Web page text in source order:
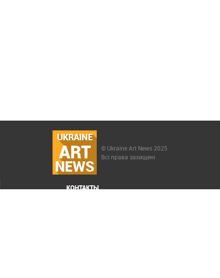
UKRAINE
ART
NEWS
© Ukraine Art News 2025
Всі права захищені
КОНТАКТЫ